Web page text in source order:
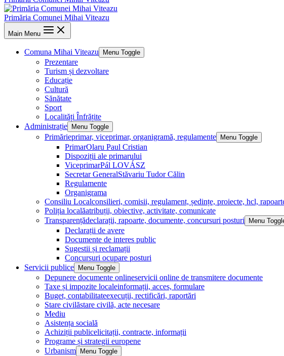
Primăria Comunei Mihai Viteazu
Main Menu
Comuna Mihai Viteazu Menu Toggle
Prezentare
Turism și dezvoltare
Educație
Cultură
Sănătate
Sport
Localități Înfrățite
Administrație
Menu Toggle
Primărieprimar, viceprimar, organigramă, regulamente Menu Toggle
PrimarOlaru Paul Cristian
Dispoziții ale primarului
ViceprimarPál LOVÁSZ
Secretar GeneralStăvariu Tudor Călin
Regulamente
Organigrama
Consiliu Localconsilieri, comisii, regulament, ședințe, proiecte, hcl,
Poliția localăatribuții, obiective, activitate, comunicate
Transparențădeclarații, rapoarte, documente, concursuri posturi Menu
Declarații de avere
Documente de interes public
Sugestii și reclamații
Concursuri ocupare posturi
Servicii publice
Menu Toggle
Depunere documente onlineservicii online de transmitere documente
Taxe și impozite localeinformații, acces, formulare
Buget, contabilitateexecuții, rectificări, raportări
Stare civilăstare civilă, acte necesare
Mediu
Asistența socială
Achiziții publicelicitații, contracte, informații
Programe și strategii europene
Urbanism
Menu Toggle